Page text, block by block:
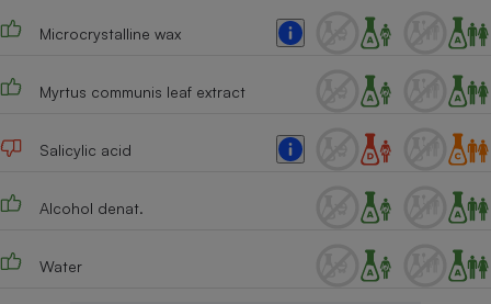
Microcrystalline wax
Myrtus communis leaf extract
Salicylic acid
Alcohol denat.
Water